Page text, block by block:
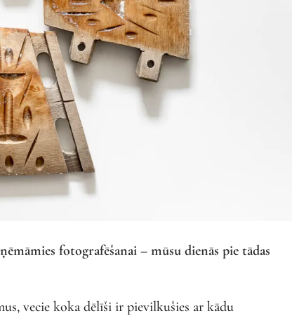
fotografēšanai – mūsu dienās pie tādas
vecie koka dēlīši ir pievilkušies ar kādu